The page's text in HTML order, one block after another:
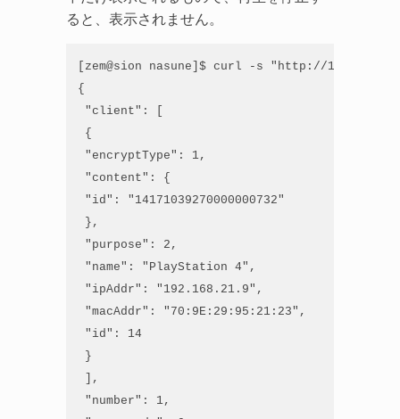
ると、表示されません。
[zem@sion nasune]$ curl -s "http://
{
"client": [
{
"encryptType": 1,
"content": {
"id": "14171039270000000732"
},
"purpose": 2,
"name": "PlayStation 4",
"ipAddr": "192.168.21.9",
"macAddr": "70:9E:29:95:21:23",
"id": 14
}
],
"number": 1,